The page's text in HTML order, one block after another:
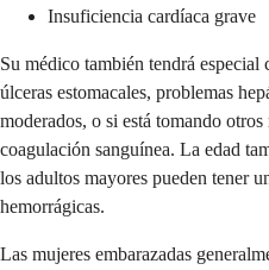
Insuficiencia cardíaca grave
Su médico también tendrá especial
úlceras estomacales, problemas
moderados, o si está tomando
coagulación sanguínea. La edad
los adultos mayores pueden tener
hemorrágicas.
Las mujeres embarazadas